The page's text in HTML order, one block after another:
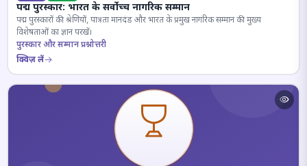
पद्म पुरस्कार: भारत के सर्वोच्च नागरिक सम्मान
पद्म पुरस्कारों की श्रेणियों, पात्रता मानदंड और भारत के प्रमुख नागरिक सम्मान की मुख्य
विशेषताओं का ज्ञान परखें।
पुरस्कार और सम्मान प्रश्नोत्तरी
क्विज़ लें